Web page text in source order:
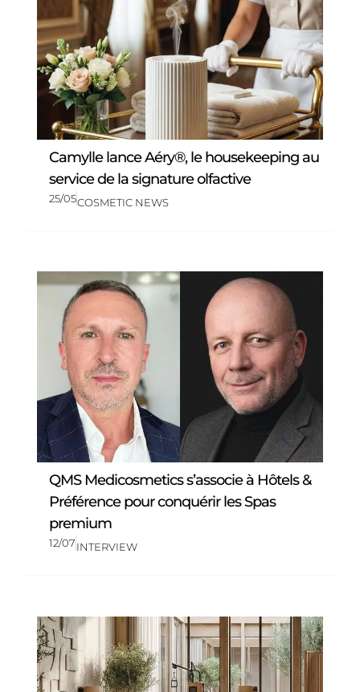
Camylle lance Aéry®, le housekeeping au
service de la signature olfactive
25/05COSMETIC NEWS
QMS Medicosmetics s’associe à Hôtels &
Préférence pour conquérir les Spas
premium
12/07INTERVIEW